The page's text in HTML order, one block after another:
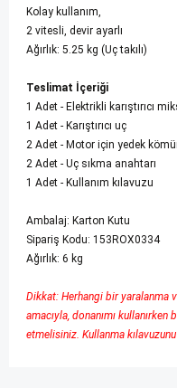
Kolay kullanım,
2 vitesli, devir ayarlı
Ağırlık: 5.25 kg (Uç takılı)
Teslimat İçeriği
1 Adet - Elektrikli karıştırıcı
1 Adet - Karıştırıcı uç
2 Adet - Motor için yedek
2 Adet - Uç sıkma anahtarı
1 Adet - Kullanım kılavuzu
Ambalaj: Karton Kutu
Sipariş Kodu: 153ROX0334
Ağırlık: 6 kg
Dikkat: Herhangi bir yaralanma
amacıyla, donanımı
etmelisiniz. Kullanma